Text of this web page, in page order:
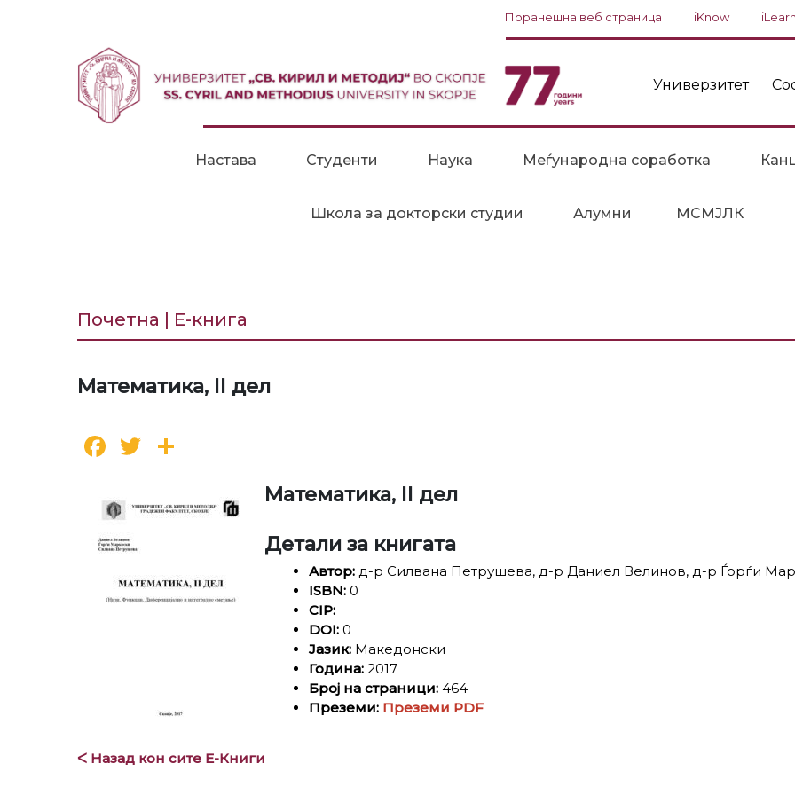
Поранешна веб страница iKnow iLearn
Универзитет
Настава Студенти Наука Меѓународна соработка
Школа за докторски студии Алумни МСМЈЛК
Почетна | Е-книга
Математика, II дел
Facebook
Twitter
Математика, II дел
Детали за книгата
Автор: д-р Силвана Петрушева, д-р Даниел Велинов, д-р Ѓорѓи
ISBN: 0
CIP:
DOI: 0
Јазик: Македонски
Година: 2017
Број на страници: 464
Преземи: Преземи PDF
ᐸ Назад кон сите Е-Книги